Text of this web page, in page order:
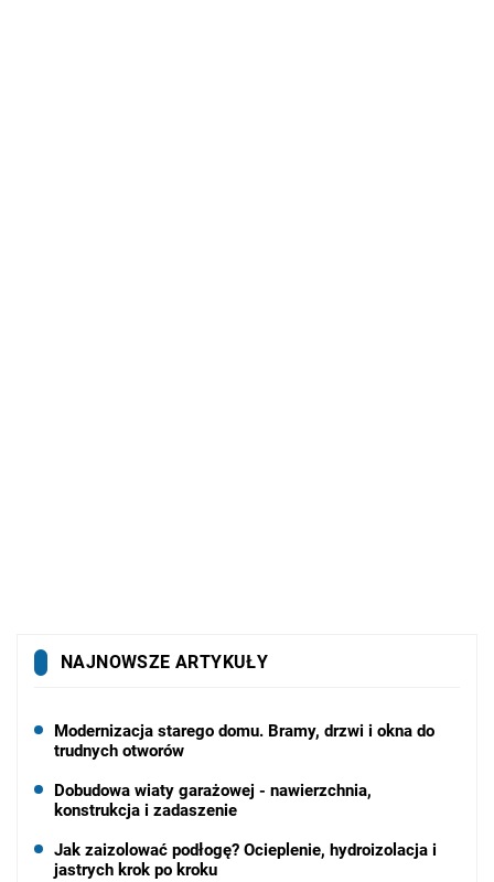
NAJNOWSZE ARTYKUŁY
Modernizacja starego domu. Bramy, drzwi i okna do
trudnych otworów
Dobudowa wiaty garażowej - nawierzchnia,
konstrukcja i zadaszenie
Jak zaizolować podłogę? Ocieplenie, hydroizolacja i
jastrych krok po kroku